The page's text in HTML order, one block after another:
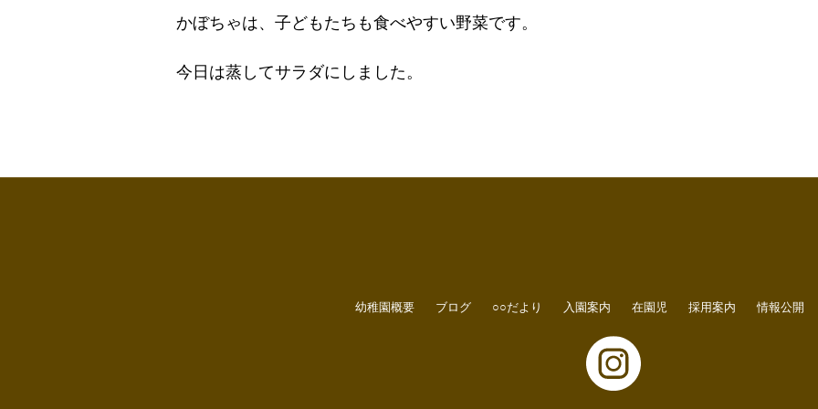
かぼちゃは、子どもたちも食べやすい野菜です。
今日は蒸してサラダにしました。
幼稚園概要 ブログ ○○だより 入園案内 在園児 採用案内 情報公開